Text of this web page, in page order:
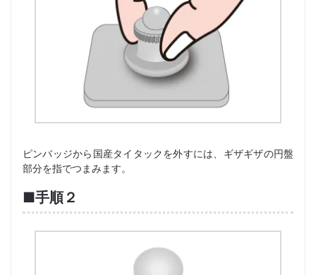
ピンバッジから国産タイタックを外すには、ギザギザの円盤
部分を指でつまみます。
■手順２